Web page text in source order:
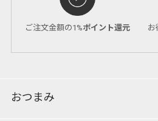
ご注文金額の1%ポイント還元 お
おつまみ